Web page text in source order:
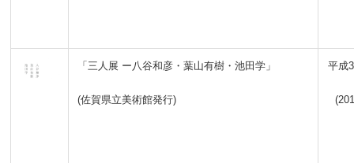
「三人展 ー八谷和彦・葉山有樹・池田学」
(佐賀県立美術館発行)
平成